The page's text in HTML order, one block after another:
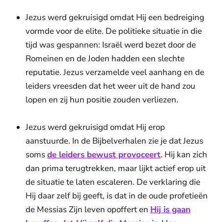
Jezus werd gekruisigd omdat Hij een bedreiging
vormde voor de elite. De politieke situatie in die
tijd was gespannen: Israël werd bezet door de
Romeinen en de Joden hadden een slechte
reputatie. Jezus verzamelde veel aanhang en de
leiders vreesden dat het weer uit de hand zou
lopen en zij hun positie zouden verliezen.
Jezus werd gekruisigd omdat Hij erop
aanstuurde. In de Bijbelverhalen zie je dat Jezus
somsde leiders bewust provoceert. Hij kan zich
dan prima terugtrekken, maar lijkt actief erop uit
de situatie te laten escaleren. De verklaring die
Hij daar zelf bij geeft, is dat in de oude profetieën
de Messias Zijn leven opoffert en Hij is gaan